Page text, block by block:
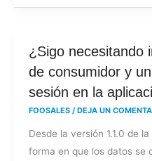
¿Sigo necesitando
de consumidor y
sesión en la
FOOSALES / DEJA UN
Desde la versión 1.1.0 de
forma en que los datos se
¿Sigo
necesitando
introducir
de
consumidor